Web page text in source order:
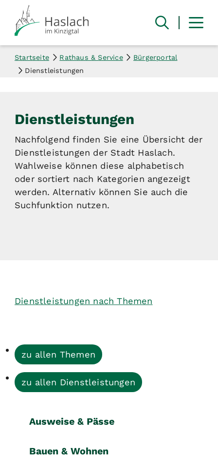
Startseite Rathaus & Service
Bürgerportal
Dienstleistungen
Dienstleistungen
Nachfolgend finden Sie eine Übersicht der
Dienstleistungen der Stadt Haslach.
Wahlweise können diese alphabetisch
oder sortiert nach Kategorien angezeigt
werden. Alternativ können Sie auch die
Suchfunktion nutzen.
zu allen Themen
zu allen Dienstleistungen
Dienstleistungen nach Themen
Ausweise & Pässe
Bauen & Wohnen